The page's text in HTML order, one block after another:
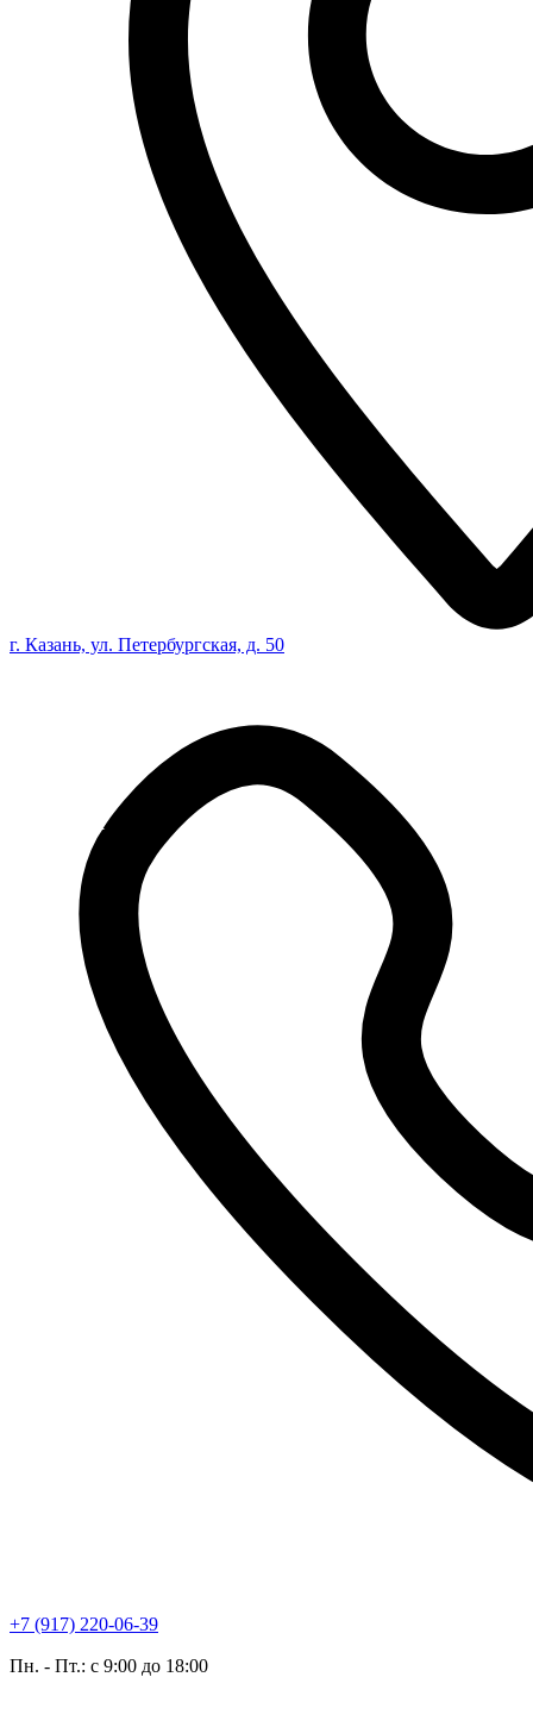
г. Казань, ул. Петербургская, д. 50
+7 (917) 220-06-39
Пн. - Пт.: с 9:00 до 18:00